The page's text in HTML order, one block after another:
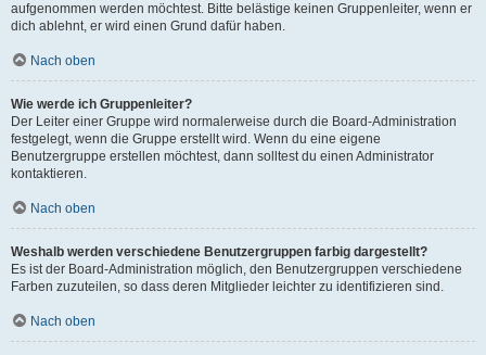
aufgenommen werden möchtest. Bitte belästige keinen Gruppenleiter, wenn er
dich ablehnt, er wird einen Grund dafür haben.
Nach oben
Wie werde ich Gruppenleiter?
Der Leiter einer Gruppe wird normalerweise durch die Board-Administration
festgelegt, wenn die Gruppe erstellt wird. Wenn du eine eigene
Benutzergruppe erstellen möchtest, dann solltest du einen Administrator
kontaktieren.
Nach oben
Weshalb werden verschiedene Benutzergruppen farbig dargestellt?
Es ist der Board-Administration möglich, den Benutzergruppen verschiedene
Farben zuzuteilen, so dass deren Mitglieder leichter zu identifizieren sind.
Nach oben